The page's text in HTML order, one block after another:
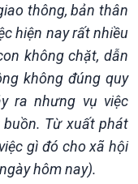
thông, bản thân
hiện nay rất nhiều
không chặt, dẫn
không đúng quy
ra nhưng vụ việc
Từ xuất phát
gì đó cho xã hội
hôm nay).